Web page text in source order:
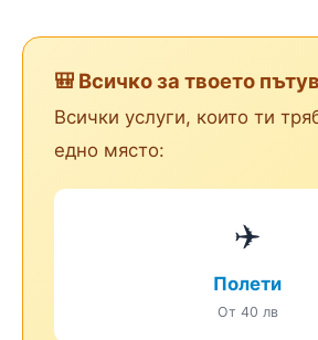
🎒 Всичко за твоето
Всички услуги, които ти
едно място:
✈️
Полети
От 40 лв